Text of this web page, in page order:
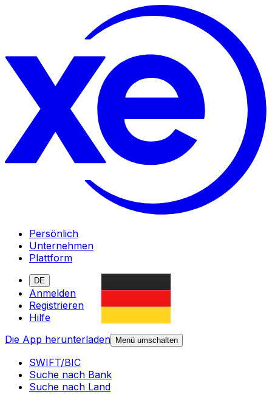
Persönlich
Unternehmen
Plattform
DE
Anmelden
Registrieren
Hilfe
Die App herunterladen
Menü umschalten
SWIFT/BIC
Suche nach Bank
Suche nach Land